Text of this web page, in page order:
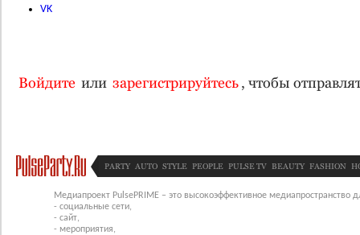
VK
Войдите или зарегистрируйтесь, чтобы
PARTY AUTO STYLE PEOPLE PULSE TV BEAUTY FASHION
Медиапроект PulsePRIME – это высокоэффективное медиапространство
- социальные сети,
- сайт,
- мероприятия,